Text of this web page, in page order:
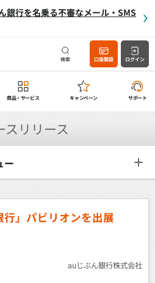
銀行を名乗る不審なメール・SMS
検索 口座開設 ログイン
商品・サービス キャンペーン サポート
スリリース
ー
」パビリオンを出展
auじぶん銀行株式会社